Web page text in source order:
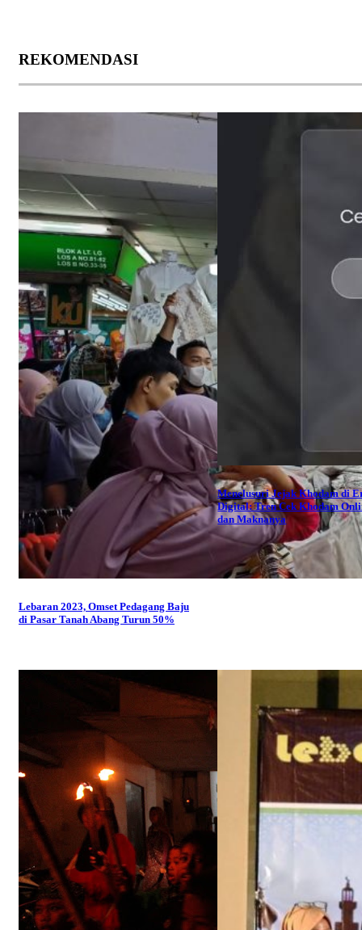
REKOMENDASI
Lebaran 2023, Omset Pedagang Baju
di Pasar Tanah Abang Turun 50%
Menelusuri Jejak Khodam di
Digital: Tren Cek Khodam
dan Maknanya